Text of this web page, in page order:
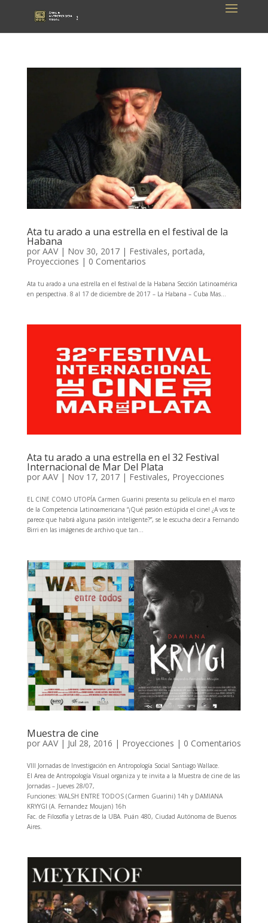
Ata tu arado a una estrella en el festival de la
Habana
por AAV| Nov 30, 2017| Festivales, portada,
Proyecciones | 0 Comentarios
Ata tu arado a una estrella en el festival de la Habana Sección Latinoamérica
en perspectiva. 8 al 17 de diciembre de 2017 – La Habana – Cuba Mas...
Ata tu arado a una estrella en el 32 Festival
Internacional de Mar Del Plata
por AAV| Nov 17, 2017| Festivales, Proyecciones
EL CINE COMO UTOPÍA Carmen Guarini presenta su película en el marco
de la Competencia Latinoamericana “¡Qué pasión estúpida el cine! ¿A vos te
parece que habrá alguna pasión inteligente?”, se le escucha decir a Fernando
Birri en las imágenes de archivo que tan...
Muestra de cine
por AAV| Jul 28, 2016 | Proyecciones | 0 Comentarios
VIII Jornadas de Investigación en Antropología Social Santiago Wallace.
El Area de Antropología Visual organiza y te invita a la Muestra de cine de las
Jornadas – Jueves 28/07,
Funciones: WALSH ENTRE TODOS (Carmen Guarini) 14h y DAMIANA
KRYYGI (A. Fernandez Moujan) 16h
Fac. de Filosofía y Letras de la UBA. Puán 480, Ciudad Autónoma de Buenos
Aires.